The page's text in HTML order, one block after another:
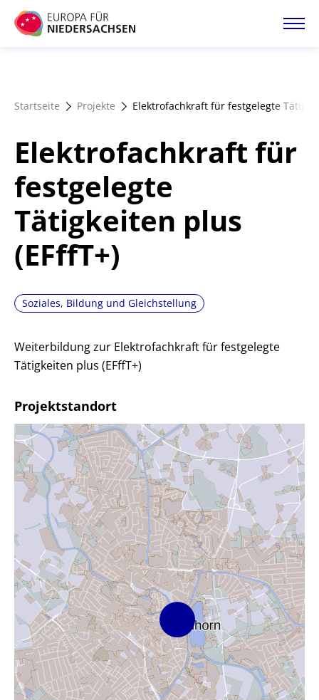
Direkt
zum
Förderangebote
Magazin
Startseite Projekte Elektrofachkraft für festgelegte
Elektrofachkraft für
festgelegte
Tätigkeiten plus
(EFffT+)
Soziales, Bildung und Gleichstellung
Weiterbildung zur Elektrofachkraft für festgelegte
Tätigkeiten plus (EFffT+)
Projektstandort